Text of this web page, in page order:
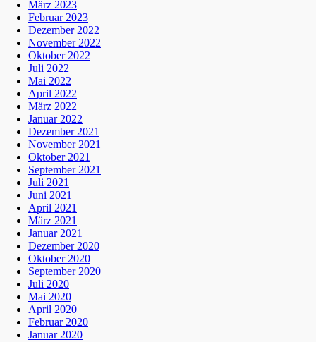
März 2023
Februar 2023
Dezember 2022
November 2022
Oktober 2022
Juli 2022
Mai 2022
April 2022
März 2022
Januar 2022
Dezember 2021
November 2021
Oktober 2021
September 2021
Juli 2021
Juni 2021
April 2021
März 2021
Januar 2021
Dezember 2020
Oktober 2020
September 2020
Juli 2020
Mai 2020
April 2020
Februar 2020
Januar 2020